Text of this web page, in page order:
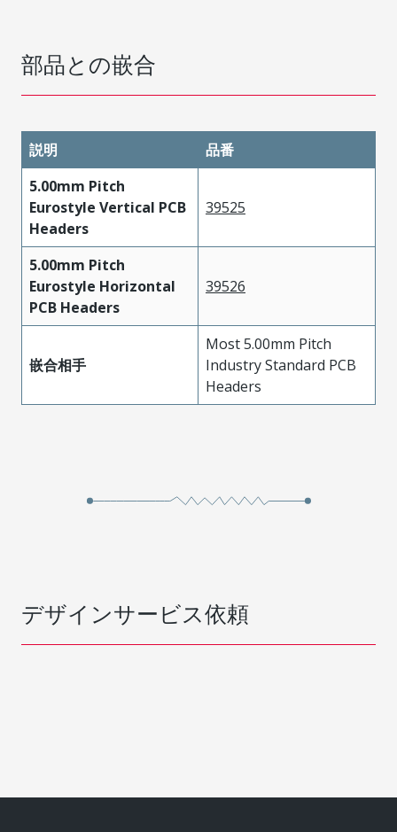
部品との嵌合
説明
品番
5.00mm Pitch
Eurostyle Vertical PCB
Headers
39525
5.00mm Pitch
Eurostyle Horizontal
PCB Headers
39526
嵌合相手
Most 5.00mm Pitch
Industry Standard PCB
Headers
デザインサービス依頼